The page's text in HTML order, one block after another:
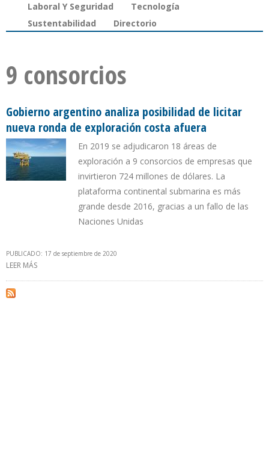
Laboral Y Seguridad
Tecnología
Sustentabilidad
Directorio
9 consorcios
Gobierno argentino analiza posibilidad de licitar
nueva ronda de exploración costa afuera
En 2019 se adjudicaron 18 áreas de
exploración a 9 consorcios de empresas que
invirtieron 724 millones de dólares. La
plataforma continental submarina es más
grande desde 2016, gracias a un fallo de las
Naciones Unidas
PUBLICADO: 17 de septiembre de 2020
LEER MÁS